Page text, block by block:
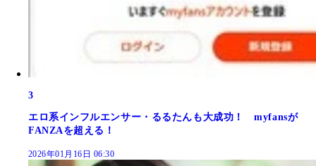
3
エロ系インフルエンサー・るるたんも大成功！ myfansが
FANZAを超える！
2026年01月16日 06:30